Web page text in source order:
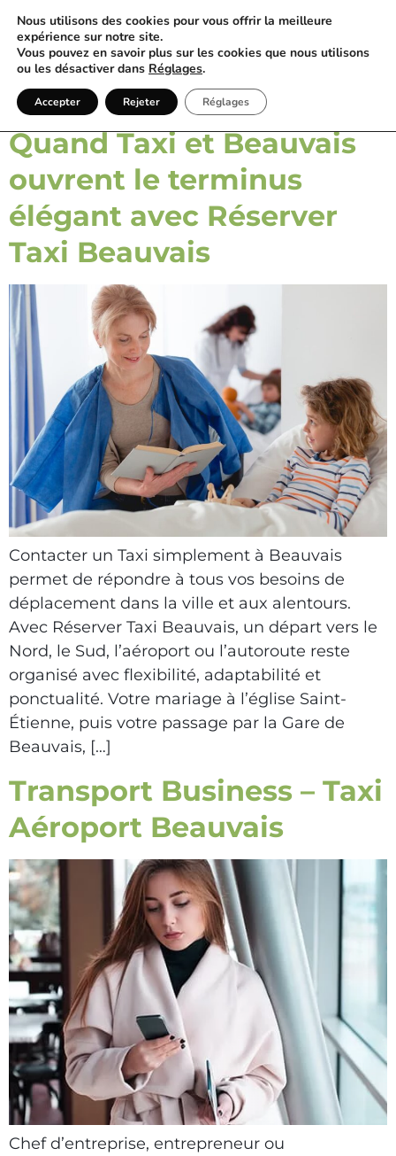
Catégorie :60
Quand Taxi et Beauvais
ouvrent le terminus
élégant avec Réserver
Taxi Beauvais
Contacter un Taxi simplement à Beauvais
permet de répondre à tous vos besoins de
déplacement dans la ville et aux alentours.
Avec Réserver Taxi Beauvais, un départ vers le
Nord, le Sud, l’aéroport ou l’autoroute reste
organisé avec flexibilité, adaptabilité et
ponctualité. Votre mariage à l’église Saint-
Étienne, puis votre passage par la Gare de
Beauvais, […]
Transport Business – Taxi
Aéroport Beauvais
Chef d’entreprise, entrepreneur ou
Nous utilisons des cookies pour vous offrir la meilleure
expérience sur notre site.
Vous pouvez en savoir plus sur les cookies que nous utilisons
ou les désactiver dans Réglages.
Accepter Rejeter Réglages